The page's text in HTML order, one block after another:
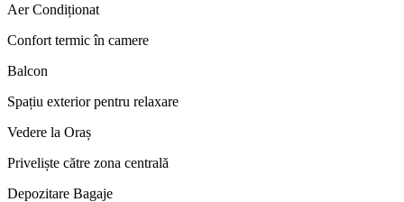
Aer Condiționat
Confort termic în camere
Balcon
Spațiu exterior pentru relaxare
Vedere la Oraș
Priveliște către zona centrală
Depozitare Bagaje